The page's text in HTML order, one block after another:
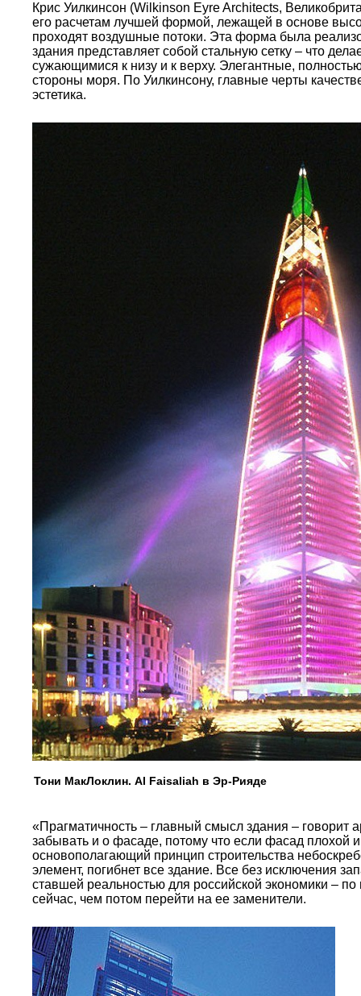
Крис Уилкинсон (Wilkinson Eyre Architects,
его расчетам лучшей формой, лежащей в основе
проходят воздушные потоки. Эта форма была
здания представляет собой стальную сетку – что
сужающимися к низу и к верху. Элегантные,
стороны моря. По Уилкинсону, главные черты
эстетика.
Тони МакЛоклин. Al Faisaliah в Эр-Рияде
«Прагматичность – главный смысл здания – говорит
забывать и о фасаде, потому что если фасад плохой
основополагающий принцип строительства
элемент, погибнет все здание. Все без исключения
ставшей реальностью для российской экономики –
сейчас, чем потом перейти на ее заменители.